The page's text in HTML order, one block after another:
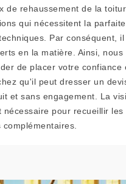
de rehaussement de la
qui nécessitent la
Par conséquent,
en la matière. Ainsi, nous
de placer votre confiance
qu'il peut dresser un
et sans engagement. La
nécessaire pour recueillir les